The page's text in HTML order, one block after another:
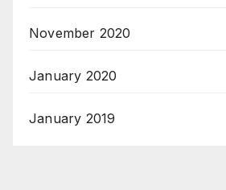
November 2020
January 2020
January 2019